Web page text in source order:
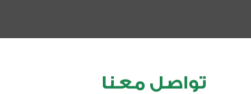
تواصل معنا